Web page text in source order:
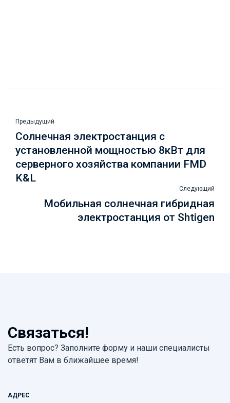
Предыдущий
Солнечная электростанция с
установленной мощностью 8кВт для
серверного хозяйства компании FMD
K&L
Следующий
Мобильная солнечная гибридная
электростанция от Shtigen
Связаться!
Есть вопрос? Заполните форму и наши специалисты
ответят Вам в ближайшее время!
АДРЕС